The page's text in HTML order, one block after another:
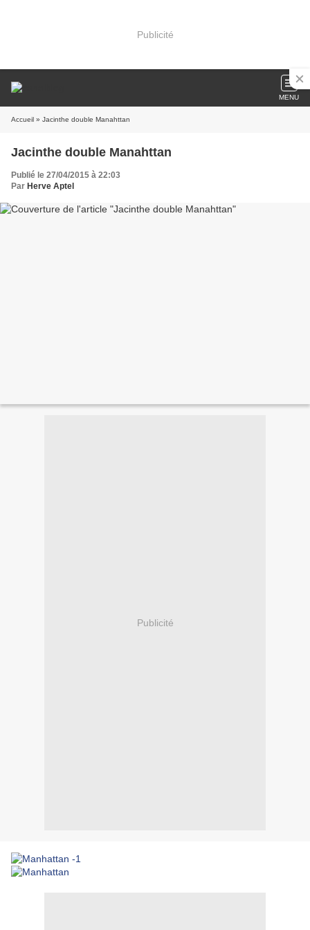
Publicité
MENU
Accueil » Jacinthe double Manahttan
Jacinthe double Manahttan
Publié le 27/04/2015 à 22:03
Par Herve Aptel
Publicité